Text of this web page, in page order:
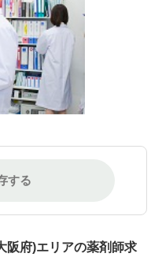
する
阪府)エリアの薬剤師求